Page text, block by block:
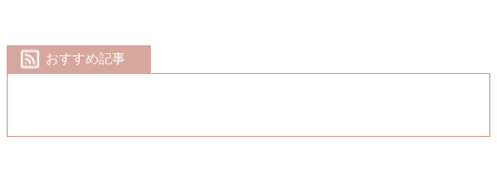
おすすめ記事